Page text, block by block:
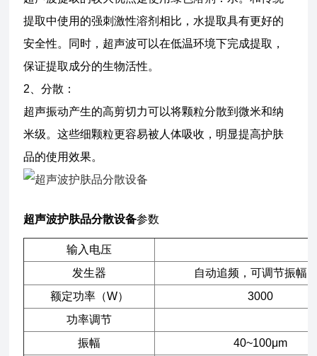
提取中使用的强刺激性溶剂相比，水提取具有更好的
安全性。同时，超声波可以在低温环境下完成提取，
保证提取成分的生物活性。
2、分散：
超声振动产生的高剪切力可以将颗粒分散到微米和纳
米级。这些细颗粒更容易被人体吸收，明显提高护肤
品的使用效果。
超声波护肤品分散设备参数
输入电压
发生器
自动追频，可调节振幅
额定功率（W）
3000
功率调节
振幅
40~100μm